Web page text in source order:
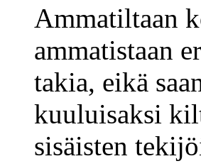
Ammatiltaan
ammatistaan
takia, eikä
kuuluisaksi
sisäisten